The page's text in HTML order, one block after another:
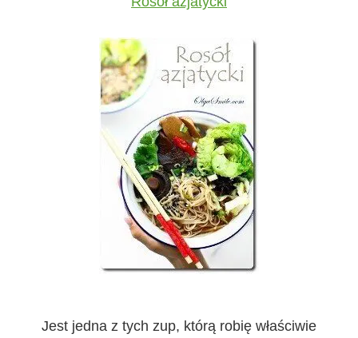
Jest jedna z tych zup, którą robię właściwie